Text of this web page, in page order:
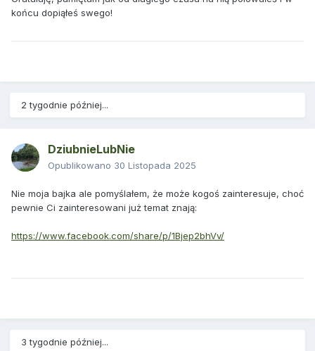
końcu dopiąłeś swego!
2 tygodnie później...
DziubnieLubNie
Opublikowano 30 Listopada 2025
Nie moja bajka ale pomyślałem, że może kogoś zainteresuje, choć
pewnie Ci zainteresowani już temat znają:
https://www.facebook.com/share/p/1Bjep2bhVv/
3 tygodnie później...